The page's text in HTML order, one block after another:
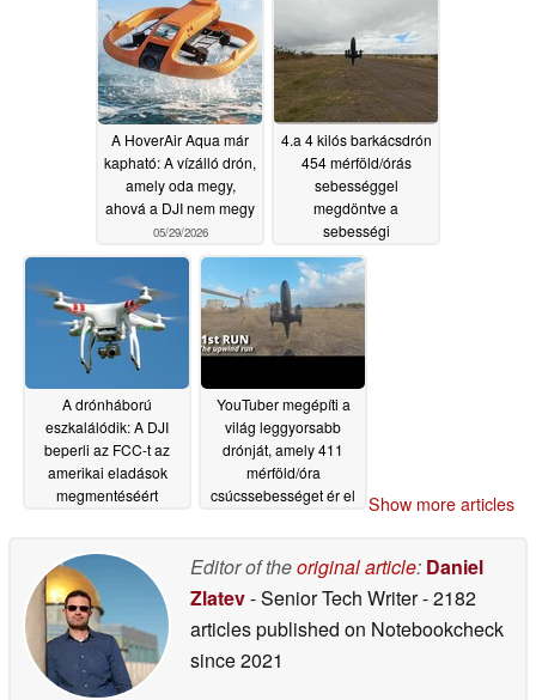
A HoverAir Aqua már
kapható: A vízálló drón,
amely oda megy,
ahová a DJI nem megy
05/29/2026
4.a 4 kilós barkácsdrón
454 mérföld/órás
sebességgel
megdöntve a
sebességi
világrekordot
A drónháború
eszkalálódik: A DJI
beperli az FCC-t az
amerikai eladások
megmentéséért
YouTuber megépíti a
világ leggyorsabb
drónját, amely 411
mérföld/óra
csúcssebességet ér el
Show more articles
Editor of theoriginal article: Daniel
Zlatev- Senior Tech Writer- 2182
articles published on Notebookcheck
since 2021